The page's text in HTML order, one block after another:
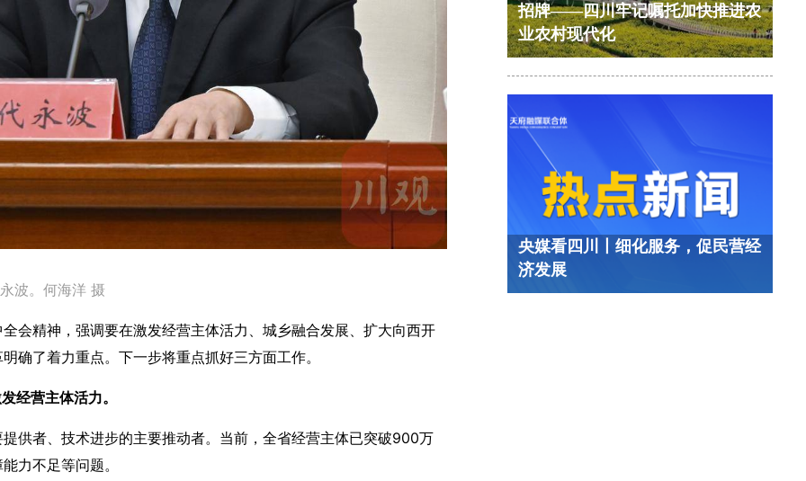
波。何海洋 摄
会精神，强调要在激发经营主体活力、城乡融合发展、扩大向西开
确了着力重点。下一步将重点抓好三方面工作。
经营主体活力。
供者、技术进步的主要推动者。当前，全省经营主体已突破900万
力不足等问题。
招牌——四川牢记嘱托加快推进农
业农村现代化
央媒看四川丨细化服务，促民营经
济发展